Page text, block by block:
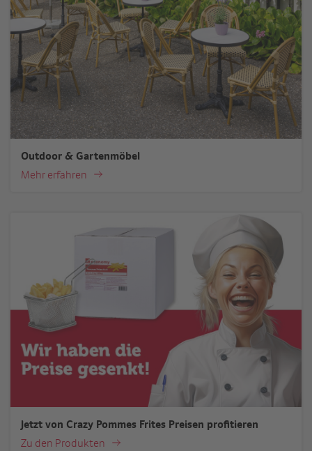
Outdoor & Gartenmöbel
Mehr erfahren
Jetzt von Crazy Pommes Frites Preisen profitieren
Zu den Produkten